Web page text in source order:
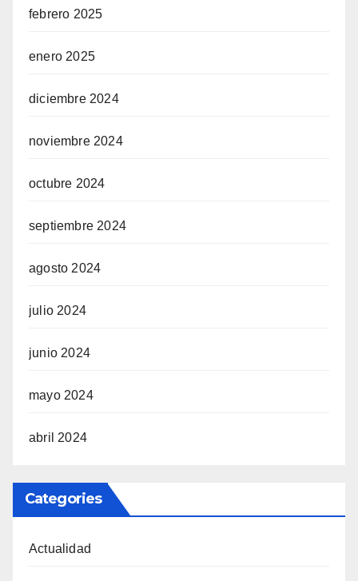
febrero 2025
enero 2025
diciembre 2024
noviembre 2024
octubre 2024
septiembre 2024
agosto 2024
julio 2024
junio 2024
mayo 2024
abril 2024
Categories
Actualidad